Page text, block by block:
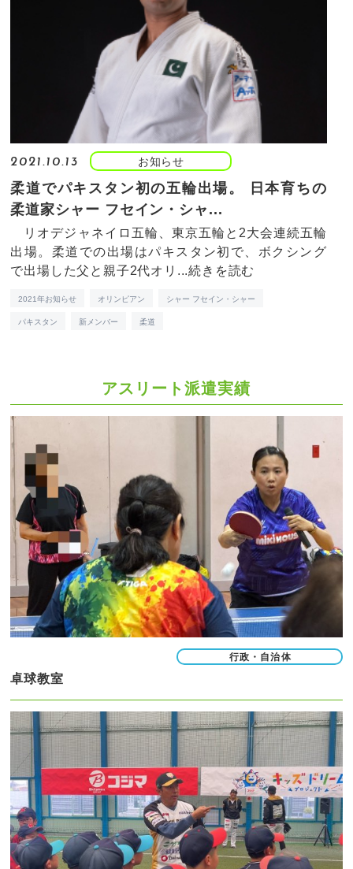
2021.10.13 お知らせ
柔道でパキスタン初の五輪出場。 日本育ちの
柔道家シャー フセイン・シャ...
リオデジャネイロ五輪、東京五輪と2大会連続五輪
出場。柔道での出場はパキスタン初で、ボクシング
で出場した父と親子2代オリ...続きを読む
2021年お知らせ オリンピアン シャー フセイン・シャー
パキスタン 新メンバー 柔道
アスリート派遣実績
行政・自治体
卓球教室